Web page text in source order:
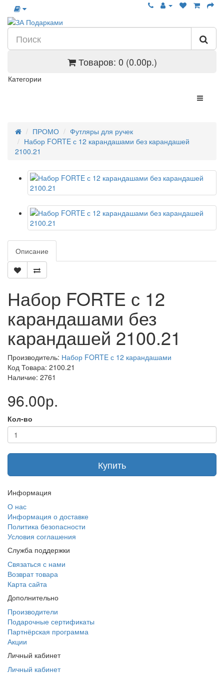
Товаров: 0 (0.00р.)
Категории
ПРОМО
Футляры для ручек
Набор FORTE с 12 карандашами без карандашей
2100.21
Описание
Набор FORTE с 12
карандашами без
карандашей 2100.21
Производитель: Набор FORTE с 12 карандашами
Код Товара: 2100.21
Наличие: 2761
96.00р.
Кол-во
Купить
Информация
О нас
Информация о доставке
Политика безопасности
Условия соглашения
Служба поддержки
Связаться с нами
Возврат товара
Карта сайта
Дополнительно
Производители
Подарочные сертификаты
Партнёрская программа
Акции
Личный кабинет
Личный кабинет